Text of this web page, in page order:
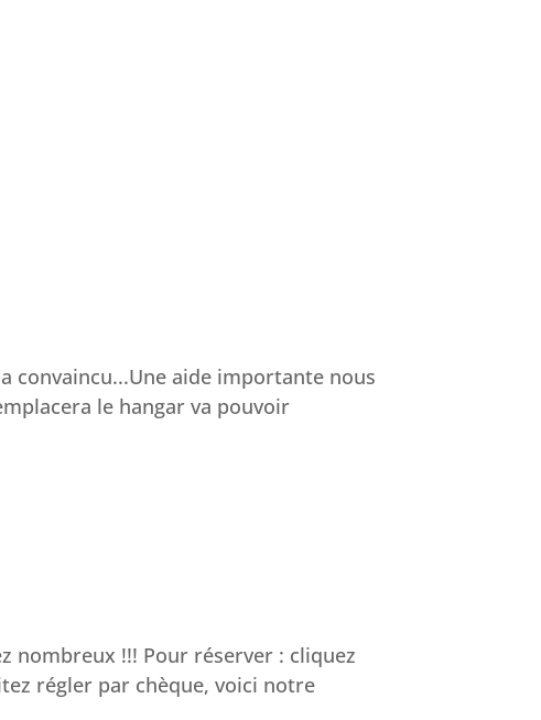
convaincu...Une aide importante nous
le hangar va pouvoir
nombreux !!! Pour réserver : cliquez
régler par chèque, voici notre